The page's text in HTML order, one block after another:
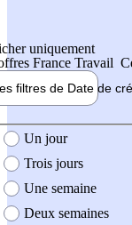
uniquement
France Travail
filtres de Date de
création de l'offre
Un jour
Trois jours
Une semaine
Deux semaines